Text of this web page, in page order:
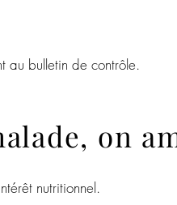
au bulletin de contrôle.
nutritionnel.
on